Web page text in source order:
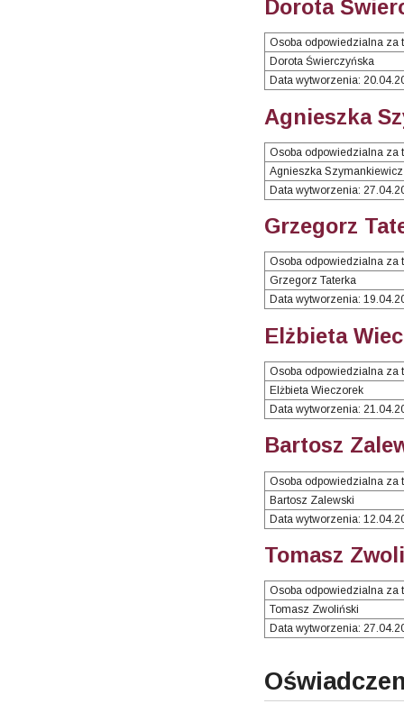
Dorota
Osoba odpowiedzialna za
Dorota Świerczyńska
Data wytworzenia:
Agnieszka
Osoba odpowiedzialna za
Agnieszka Szymankiewicz
Data wytworzenia:
Grzegorz
Osoba odpowiedzialna za
Grzegorz Taterka
Data wytworzenia:
Elżbieta
Osoba odpowiedzialna za
Elżbieta Wieczorek
Data wytworzenia:
Bartosz
Osoba odpowiedzialna za
Bartosz Zalewski
Data wytworzenia:
Tomasz
Osoba odpowiedzialna za
Tomasz Zwoliński
Data wytworzenia: